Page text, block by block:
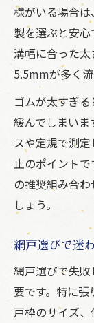
様がいる場合
製を選ぶと安
溝幅に合った
5.5mmが多く流
ゴムが太すぎ
緩んでしまい
スや定規で測
止のポイント
の推奨組み合
しょう。
網戸選びで迷
網戸選びで失
要です。特に
戸枠のサイズ